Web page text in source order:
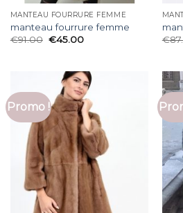
MANTEAU FOURRURE FEMME
manteau fourrure femme
€91.00 €45.00
€
Promo !